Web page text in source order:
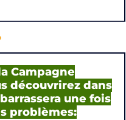
Campagne
découvrirez dans
une fois
problèmes: